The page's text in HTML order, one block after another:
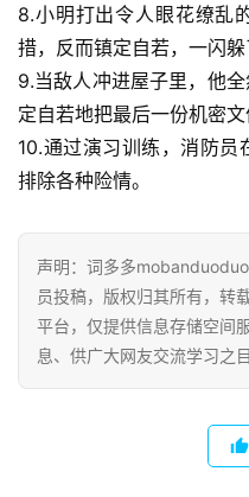
8.小明打出令人眼花缭乱
措，反而镇定自若，一闪躲
9.当敌人冲进屋子里，他
定自若地把最后一份机密文
10.通过演习训练，消防
排除各种险情。
声明：词多多
员投稿，版权归其所有，转
平台，仅提供信息存储空间
息、供广大网友交流学习之目